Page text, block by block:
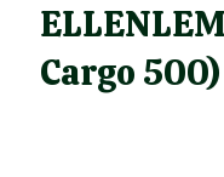
Cargo 500)